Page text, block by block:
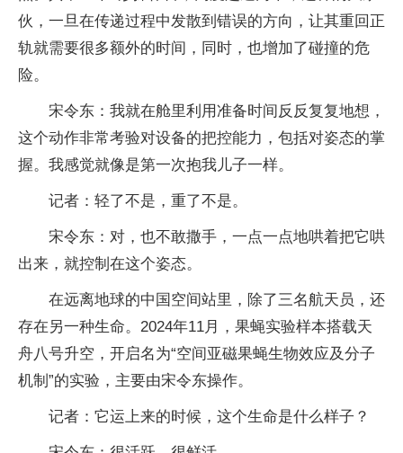
伙，一旦在传递过程中发散到错误的方向，让其重回正
轨就需要很多额外的时间，同时，也增加了碰撞的危
险。
宋令东：我就在舱里利用准备时间反反复复地想，
这个动作非常考验对设备的把控能力，包括对姿态的掌
握。我感觉就像是第一次抱我儿子一样。
记者：轻了不是，重了不是。
宋令东：对，也不敢撒手，一点一点地哄着把它哄
出来，就控制在这个姿态。
在远离地球的中国空间站里，除了三名航天员，还
存在另一种生命。2024年11月，果蝇实验样本搭载天
舟八号升空，开启名为“空间亚磁果蝇生物效应及分子
机制”的实验，主要由宋令东操作。
记者：它运上来的时候，这个生命是什么样子？